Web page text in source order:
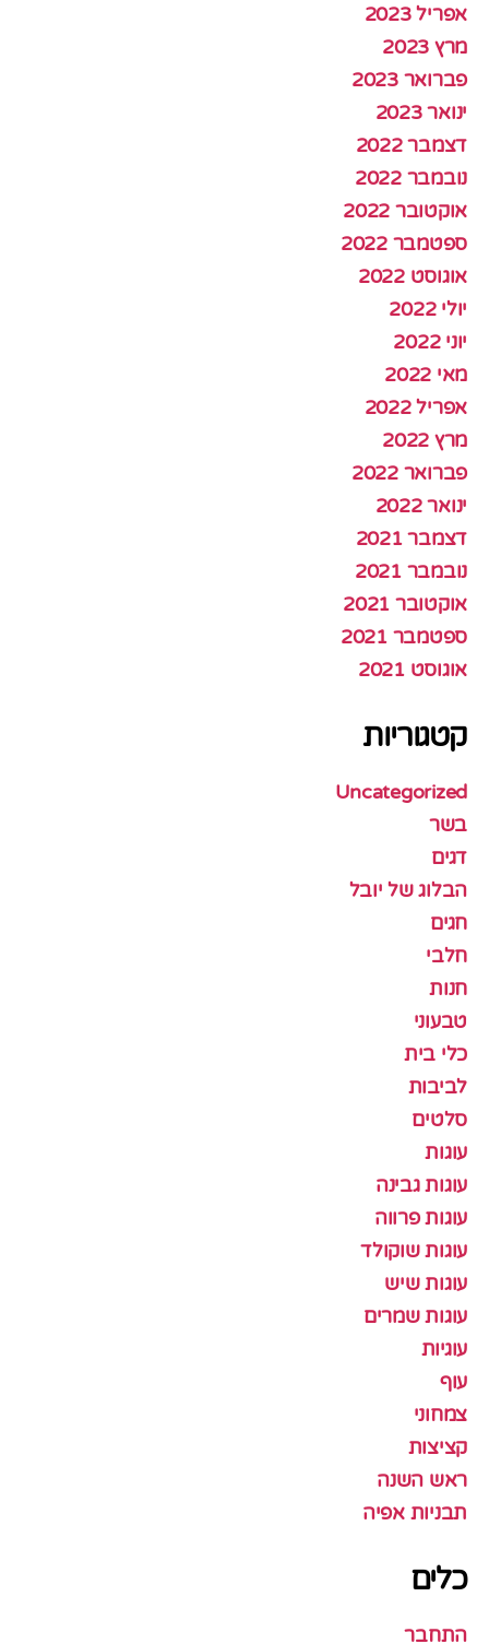
אפריל 2023
מרץ 2023
פברואר 2023
ינואר 2023
דצמבר 2022
נובמבר 2022
אוקטובר 2022
ספטמבר 2022
אוגוסט 2022
יולי 2022
יוני 2022
מאי 2022
אפריל 2022
מרץ 2022
פברואר 2022
ינואר 2022
דצמבר 2021
נובמבר 2021
אוקטובר 2021
ספטמבר 2021
אוגוסט 2021
קטגוריות
Uncategorized
בשר
דגים
הבלוג של יובל
חגים
חלבי
חנות
טבעוני
כלי בית
לביבות
סלטים
עוגות
עוגות גבינה
עוגות פרווה
עוגות שוקולד
עוגות שיש
עוגות שמרים
עוגיות
עוף
צמחוני
קציצות
ראש השנה
תבניות אפיה
כלים
התחבר